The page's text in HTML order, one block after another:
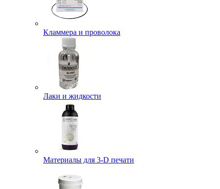
Кламмера и проволока
Лаки и жидкости
Материалы для 3-D печати